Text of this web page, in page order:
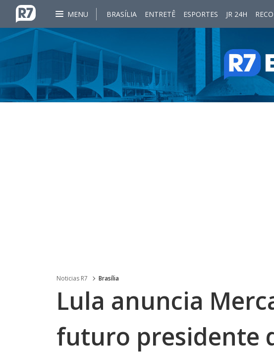
MENU BRASÍLIA ENTRETÊ ESPORTES JR 24H
Noticias R7 Brasília
Lula anuncia
futuro presidente